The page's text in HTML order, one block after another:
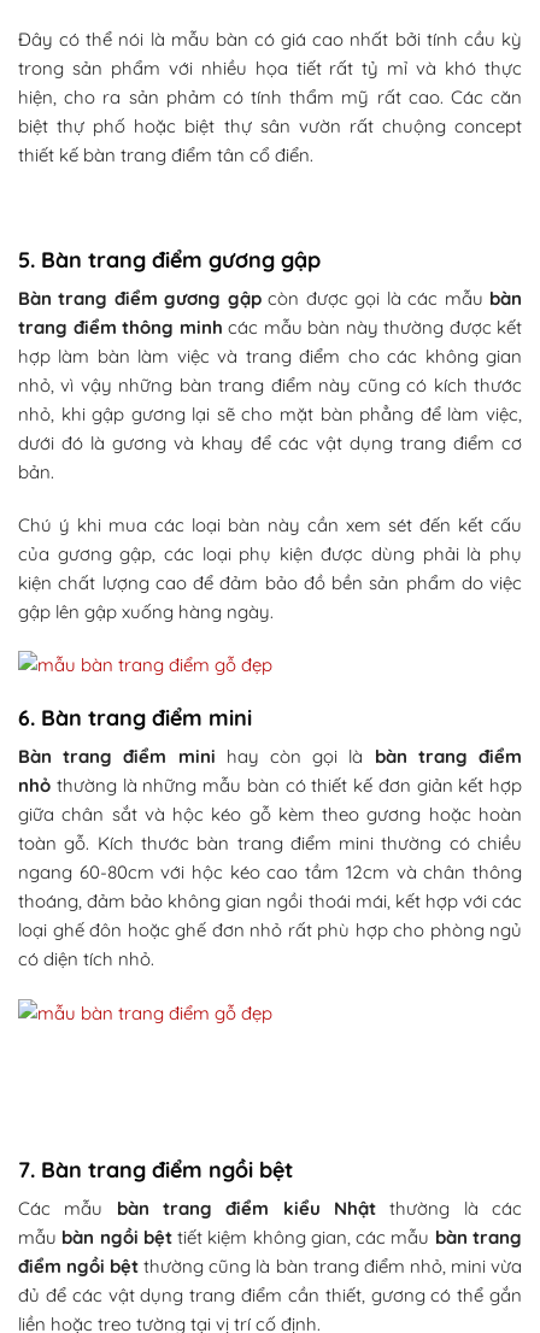
Đây có thể nói là mẫu bàn có giá cao nhất bởi tính cầu kỳ
trong sản phẩm với nhiều họa tiết rất tỷ mỉ và khó thực
hiện, cho ra sản phảm có tính thẩm mỹ rất cao. Các căn
biệt thự phố hoặc biệt thự sân vườn rất chuộng concept
thiết kế bàn trang điểm tân cổ điển.
5. Bàn trang điểm gương gập
Bàn trang điểm gương gậpcòn được gọi là các mẫu bàn
trang điểm thông minh các mẫu bàn này thường được kết
hợp làm bàn làm việc và trang điểm cho các không gian
nhỏ, vì vậy những bàn trang điểm này cũng có kích thước
nhỏ, khi gập gương lại sẽ cho mặt bàn phẳng để làm việc,
dưới đó là gương và khay để các vật dụng trang điểm cơ
bản.
Chú ý khi mua các loại bàn này cần xem sét đến kết cấu
của gương gập, các loại phụ kiện được dùng phải là phụ
kiện chất lượng cao để đảm bảo đồ bền sản phẩm do việc
gập lên gập xuống hàng ngày.
6. Bàn trang điểm mini
Bàn trang điểm mini hay còn gọi là bàn trang điểm
nhỏ thường là những mẫu bàn có thiết kế đơn giản kết hợp
giữa chân sắt và hộc kéo gỗ kèm theo gương hoặc hoàn
toàn gỗ. Kích thước bàn trang điểm mini thường có chiều
ngang 60-80cm với hộc kéo cao tầm 12cm và chân thông
thoáng, đảm bảo không gian ngồi thoái mái, kết hợp với các
loại ghế đôn hoặc ghế đơn nhỏ rất phù hợp cho phòng ngủ
có diện tích nhỏ.
7. Bàn trang điểm ngồi bệt
Các mẫu bàn trang điểm kiểu Nhậtthường là các
mẫu bàn ngồi bệttiết kiệm không gian, các mẫu bàn trang
điểm ngồi bệt thường cũng là bàn trang điểm nhỏ, mini vừa
đủ để các vật dụng trang điểm cần thiết, gương có thể gắn
liền hoặc treo tường tại vị trí cố định.